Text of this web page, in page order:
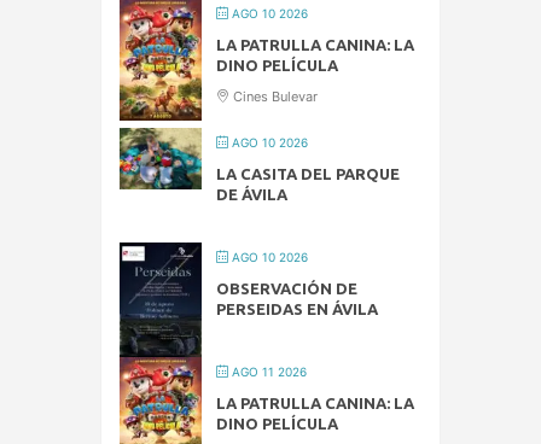
AGO 10 2026
LA PATRULLA CANINA: LA
DINO PELÍCULA
Cines Bulevar
AGO 10 2026
LA CASITA DEL PARQUE
DE ÁVILA
AGO 10 2026
OBSERVACIÓN DE
PERSEIDAS EN ÁVILA
AGO 11 2026
LA PATRULLA CANINA: LA
DINO PELÍCULA